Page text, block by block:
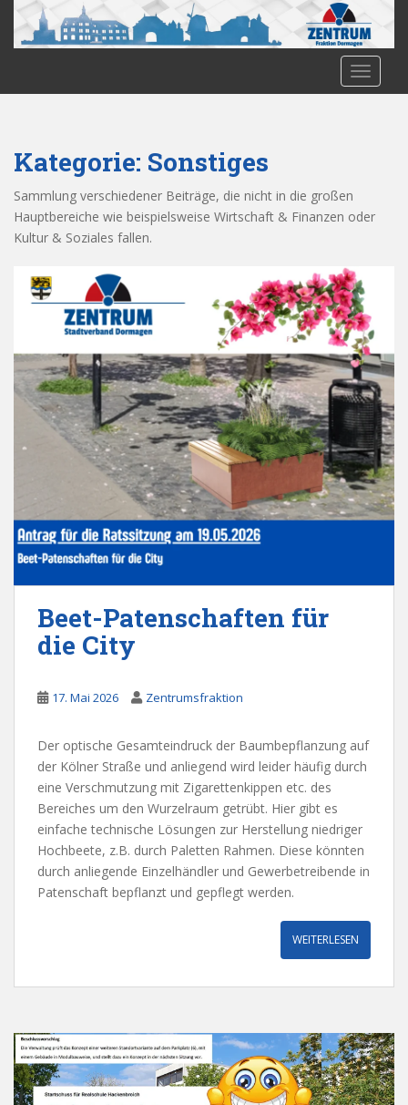
t
Kategorie: Sonstiges
Sammlung verschiedener Beiträge, die nicht in die großen
Hauptbereiche wie beispielsweise Wirtschaft & Finanzen oder
Kultur & Soziales fallen.
Beet-Patenschaften für
die City
17. Mai 2026 Zentrumsfraktion
Der optische Gesamteindruck der Baumbepflanzung auf
der Kölner Straße und anliegend wird leider häufig durch
eine Verschmutzung mit Zigarettenkippen etc. des
Bereiches um den Wurzelraum getrübt. Hier gibt es
einfache technische Lösungen zur Herstellung niedriger
Hochbeete, z.B. durch Paletten Rahmen. Diese könnten
durch anliegende Einzelhändler und Gewerbetreibende in
Patenschaft bepflanzt und gepflegt werden.
WEITERLESEN